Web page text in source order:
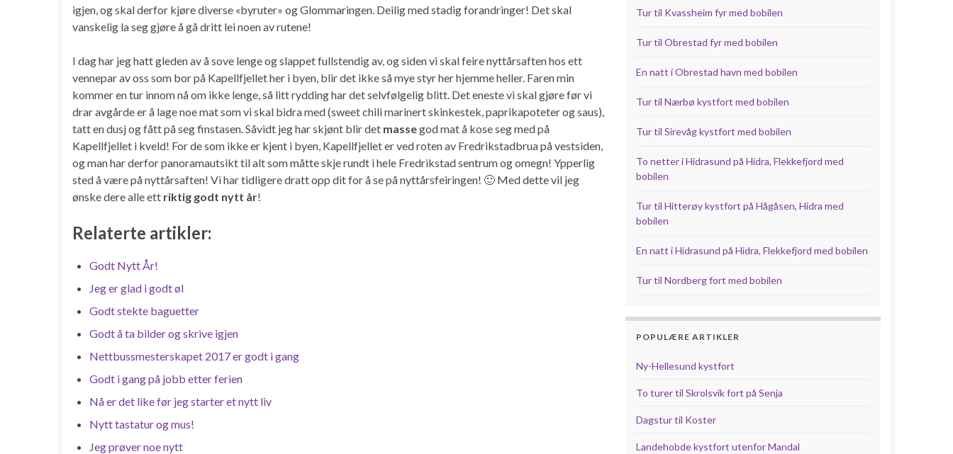
igjen, og skal derfor kjøre diverse «byruter» og Glommaringen. Deilig med stadig forandringer! Det skal
vanskelig la seg gjøre å gå dritt lei noen av rutene!
I dag har jeg hatt gleden av å sove lenge og slappet fullstendig av, og siden vi skal feire nyttårsaften hos ett
vennepar av oss som bor på Kapellfjellet her i byen, blir det ikke så mye styr her hjemme heller. Faren min
kommer en tur innom nå om ikke lenge, så litt rydding har det selvfølgelig blitt. Det eneste vi skal gjøre før vi
drar avgårde er å lage noe mat som vi skal bidra med (sweet chili marinert skinkestek, paprikapoteter og saus),
tatt en dusj og fått på seg finstasen. Såvidt jeg har skjønt blir det massegod mat å kose seg med på
Kapellfjellet i kveld! For de som ikke er kjent i byen, Kapellfjellet er ved roten av Fredrikstadbrua på vestsiden,
og man har derfor panoramautsikt til alt som måtte skje rundt i hele Fredrikstad sentrum og omegn! Ypperlig
sted å være på nyttårsaften! Vi har tidligere dratt opp dit for å se på nyttårsfeiringen! 🙂 Med dette vil jeg
ønske dere alle ett riktig godt nytt år!
Relaterte artikler:
Godt Nytt År!
Jeg er glad i godt øl
Godt stekte baguetter
Godt å ta bilder og skrive igjen
Nettbussmesterskapet 2017 er godt i gang
Godt i gang på jobb etter ferien
Nå er det like før jeg starter et nytt liv
Nytt tastatur og mus!
Jeg prøver noe nytt
Tur til Kvassheim fyr med bobilen
Tur til Obrestad fyr med bobilen
En natt i Obrestad havn med bobilen
Tur til Nærbø kystfort med bobilen
Tur til Sirevåg kystfort med bobilen
To netter i Hidrasund på Hidra, Flekkefjord med
bobilen
Tur til Hitterøy kystfort på Hågåsen, Hidra med
bobilen
En natt i Hidrasund på Hidra, Flekkefjord med bobilen
Tur til Nordberg fort med bobilen
POPULÆRE ARTIKLER
Ny-Hellesund kystfort
To turer til Skrolsvik fort på Senja
Dagstur til Koster
Landehobde kystfort utenfor Mandal